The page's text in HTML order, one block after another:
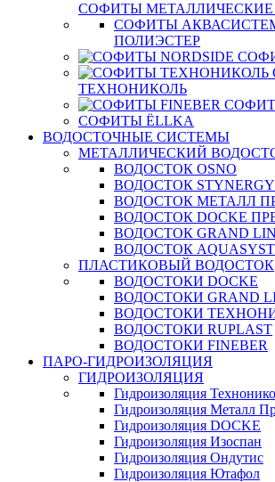
СОФИТЫ
СОФИТЫ
ПОЛИЭСТЕР
ТЕХНОНИКОЛЬ
СОФИТЫ ЁLLKA
ВОДОСТОЧНЫЕ СИСТЕМЫ
МЕТАЛЛИЧЕСКИЙ
ВОДОСТОК OSNO
ВОДОСТОК STYNERGY
ВОДОСТОК МЕТАЛЛ
ВОДОСТОК DOCKE
ВОДОСТОК GRAND
ВОДОСТОК
ПЛАСТИКОВЫЙ ВОДОСТОК
ВОДОСТОКИ DOCKE
ВОДОСТОКИ GRAND
ВОДОСТОКИ
ВОДОСТОКИ RUPLAST
ВОДОСТОКИ FINEBER
ПАРО-ГИДРОИЗОЛЯЦИЯ
ГИДРОИЗОЛЯЦИЯ
Гидроизоляция
Гидроизоляция Металл
Гидроизоляция DOCKE
Гидроизоляция Изоспан
Гидроизоляция Ондутис
Гидроизоляция Ютафол